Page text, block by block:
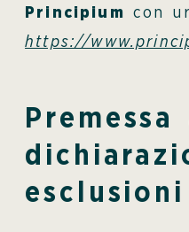
Principium con
https://
Premessa
esclusioni